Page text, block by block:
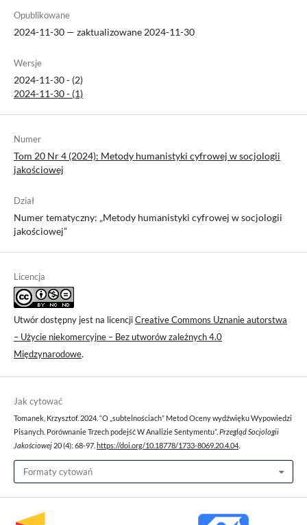
Opublikowane
2024-11-30 — zaktualizowane 2024-11-30
Wersje
2024-11-30 - (2)
2024-11-30 - (1)
Numer
Tom 20 Nr 4 (2024): Metody humanistyki cyfrowej w socjologii
jakościowej
Dział
Numer tematyczny: „Metody humanistyki cyfrowej w socjologii
jakościowej”
Licencja
Utwór dostępny jest na licencjiCreative Commons Uznanie autorstwa
– Użycie niekomercyjne – Bez utworów zależnych 4.0
Międzynarodowe.
Jak cytować
Tomanek, Krzysztof. 2024. “O „subtelnościach” Metod Oceny wydźwięku Wypowiedzi
Pisanych. Porównanie Trzech podejść W Analizie Sentymentu”. Przegląd Socjologii
Jakościowej 20 (4): 68-97. https://doi.org/10.18778/1733-8069.20.4.04.
Formaty cytowań